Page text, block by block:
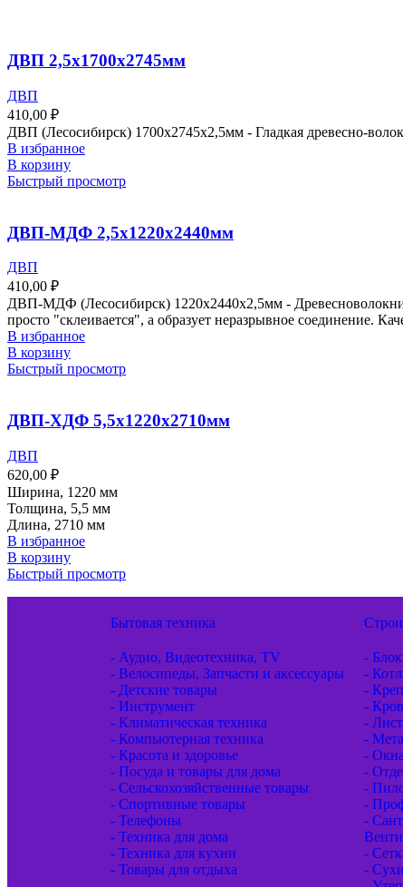
ДВП 2,5х1700х2745мм
ДВП
410,00 ₽
ДВП (Лесосибирск) 1700х2745х2,5мм - Гладкая древесно-
В избранное
В корзину
Быстрый просмотр
ДВП-МДФ 2,5х1220х2440мм
ДВП
410,00 ₽
ДВП-МДФ (Лесосибирск) 1220х2440х2,5мм -
просто "склеивается", а образует неразрывное соединение.
В избранное
В корзину
Быстрый просмотр
ДВП-ХДФ 5,5х1220х2710мм
ДВП
620,00 ₽
Ширина, 1220 мм
Толщина, 5,5 мм
Длина, 2710 мм
В избранное
В корзину
Быстрый просмотр
Бытовая техника
- Аудио, Видеотехника, TV
- Велосипеды, Запчасти и аксессуары
- Детские товары
- Инструмент
- Климатическая техника
- Компьютерная техника
- Красота и здоровье
- Посуда и товары для дома
- Сельскохозяйственные товары
- Спортивные товары
- Телефоны
- Техника для дома
- Техника для кухни
- Товары для отдыха
-
-
-
-
-
-
-
-
-
-
-
-
-